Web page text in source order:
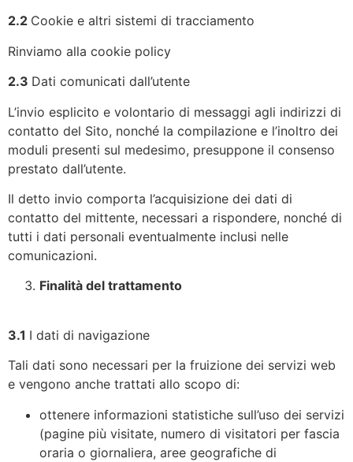
2.2 Cookie e altri sistemi di tracciamento
Rinviamo alla cookie policy
2.3 Dati comunicati dall’utente
L’invio esplicito e volontario di messaggi agli indirizzi di
contatto del Sito, nonché la compilazione e l’inoltro dei
moduli presenti sul medesimo, presuppone il consenso
prestato dall’utente.
Il detto invio comporta l’acquisizione dei dati di
contatto del mittente, necessari a rispondere, nonché di
tutti i dati personali eventualmente inclusi nelle
comunicazioni.
Finalità del trattamento
3.1 I dati di navigazione
Tali dati sono necessari per la fruizione dei servizi web
e vengono anche trattati allo scopo di:
ottenere informazioni statistiche sull’uso dei servizi
(pagine più visitate, numero di visitatori per fascia
oraria o giornaliera, aree geografiche di